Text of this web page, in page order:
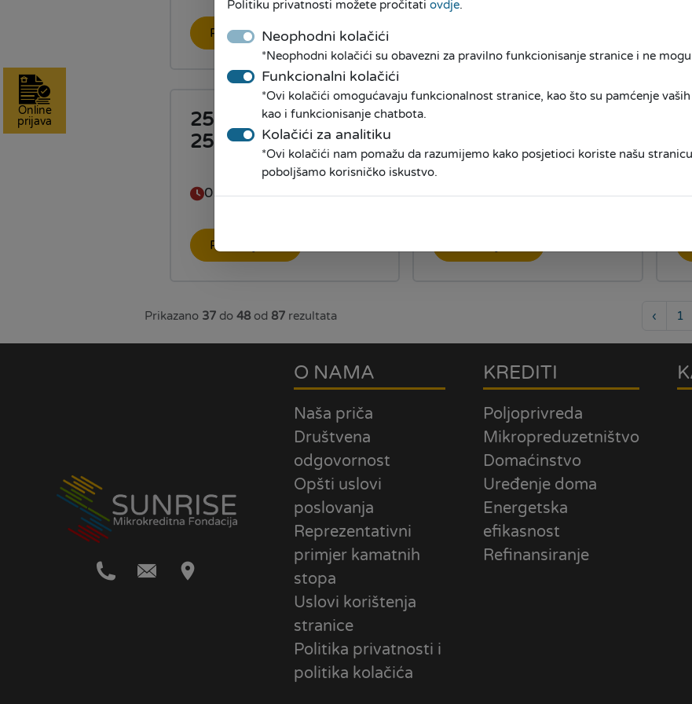
Online
prijava
Pročitaj više
25 za 25! Iskoristite
25% popusta!
01.11.2021
Pročitaj više
01.10.2021
Prikazano 37 do 48 od 87 rezultata ‹ 1
O NAMA
Naša priča
Društvena
odgovornost
Opšti uslovi
poslovanja
Reprezentativni
primjer kamatnih
stopa
Uslovi korištenja
stranice
Politika privatnosti i
politika kolačića
KREDITI
Poljoprivreda
Mikropreduzetništvo
Domaćinstvo
Uređenje doma
Energetska
efikasnost
Refinansiranje
Politiku privatnosti možete pročitati ovdje.
Neophodni kolačići
*Neophodni kolačići su obavezni za pravilno funkcionisanje stranice i ne
Funkcionalni kolačići
*Ovi kolačići omogućavaju funkcionalnost stranice, kao što su pamćenje
kao i funkcionisanje chatbota.
Kolačići za analitiku
*Ovi kolačići nam pomažu da razumijemo kako posjetioci koriste našu
poboljšamo korisničko iskustvo.